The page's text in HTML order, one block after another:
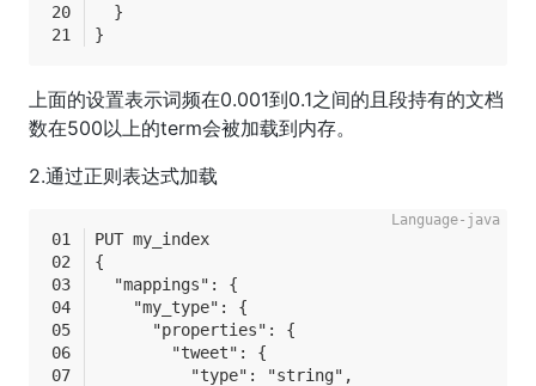
  }
}
上面的设置表示词频在0.001到0.1之间的且段持有的文档
数在500以上的term会被加载到内存。
2.通过正则表达式加载
PUT my_index
{
  "mappings": {
    "my_type": {
      "properties": {
        "tweet": {
          "type": "string",